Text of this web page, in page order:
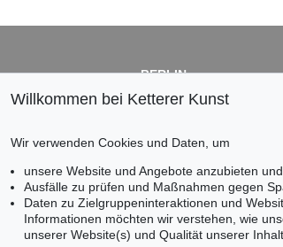
BERLIN
Dr. Simone Wiechers
Tel.: +49 (0)30 88 67 53-63
Fax: +49 (0)30 88 67 56-43
infoberlin@kettererkunst.de
Willkommen bei Ketterer Kunst
Wir verwenden Cookies und Daten, um
unsere Website und Angebote anzubieten
Ausfälle zu prüfen und Maßnahmen gegen
Daten zu Zielgruppeninteraktionen und
Informationen möchten wir verstehen, wie
unserer Website(s) und Qualität unserer